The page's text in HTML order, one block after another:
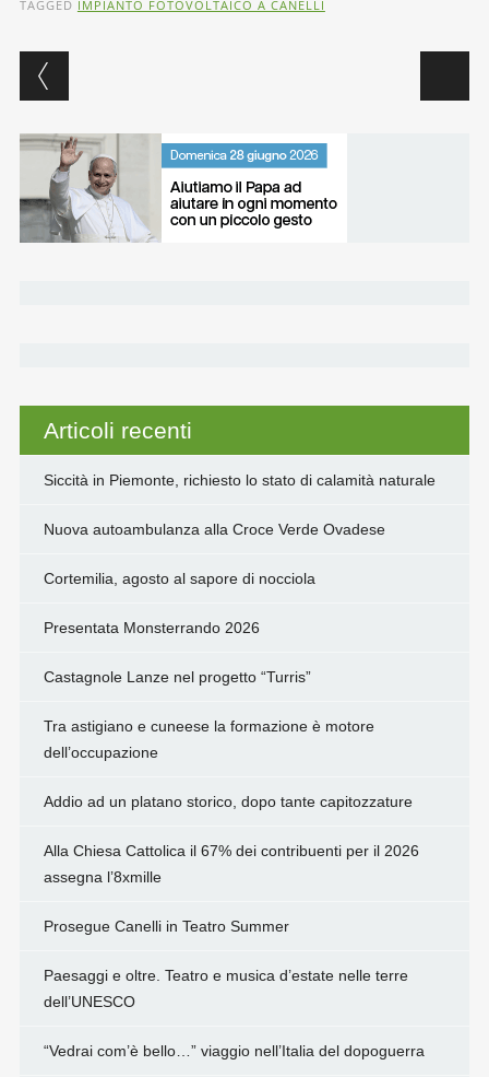
k n p k
TAGGED IMPIANTO FOTOVOLTAICO A CANELLI
Post navigation
Articoli recenti
Siccità in Piemonte, richiesto lo stato di calamità naturale
Nuova autoambulanza alla Croce Verde Ovadese
Cortemilia, agosto al sapore di nocciola
Presentata Monsterrando 2026
Castagnole Lanze nel progetto “Turris”
Tra astigiano e cuneese la formazione è motore
dell’occupazione
Addio ad un platano storico, dopo tante capitozzature
Alla Chiesa Cattolica il 67% dei contribuenti per il 2026
assegna l’8xmille
Prosegue Canelli in Teatro Summer
Paesaggi e oltre. Teatro e musica d’estate nelle terre
dell’UNESCO
“Vedrai com’è bello…” viaggio nell’Italia del dopoguerra